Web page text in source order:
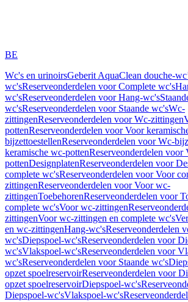
BE
Wc's en urinoirsGeberit AquaClean douche-
wc'sReserveonderdelen voor Complete wc's
wc'sReserveonderdelen voor Hang-wc's
wc'sReserveonderdelen voor Staande wc'sWc-
zittingenReserveonderdelen voor Wc-zittingen
pottenReserveonderdelen voor Voor
bijzettoestellenReserveonderdelen voor Wc-
keramische wc-pottenReserveonderdelen voor
pottenDesignplatenReserveonderdelen voor
complete wc'sReserveonderdelen voor Voor
zittingenReserveonderdelen voor Voor wc-
zittingenToebehorenReserveonderdelen voor
complete wc'sVoor wc-zittingen
zittingenVoor wc-zittingen en complete wc's
en wc-zittingenHang-wc'sReserveonderdelen
wc'sDiepspoel-wc'sReserveonderdelen voor
wc'sVlakspoel-wc'sReserveonderdelen voor
wc'sReserveonderdelen voor Staande wc's
opzet spoelreservoirReserveonderdelen voor
opzet spoelreservoirDiepspoel-wc's
Diepspoel-wc'sVlakspoel-wc's